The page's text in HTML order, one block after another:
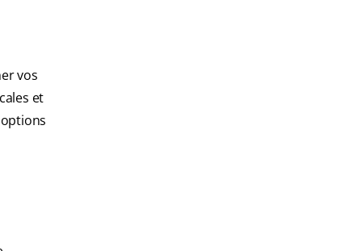
vos
et